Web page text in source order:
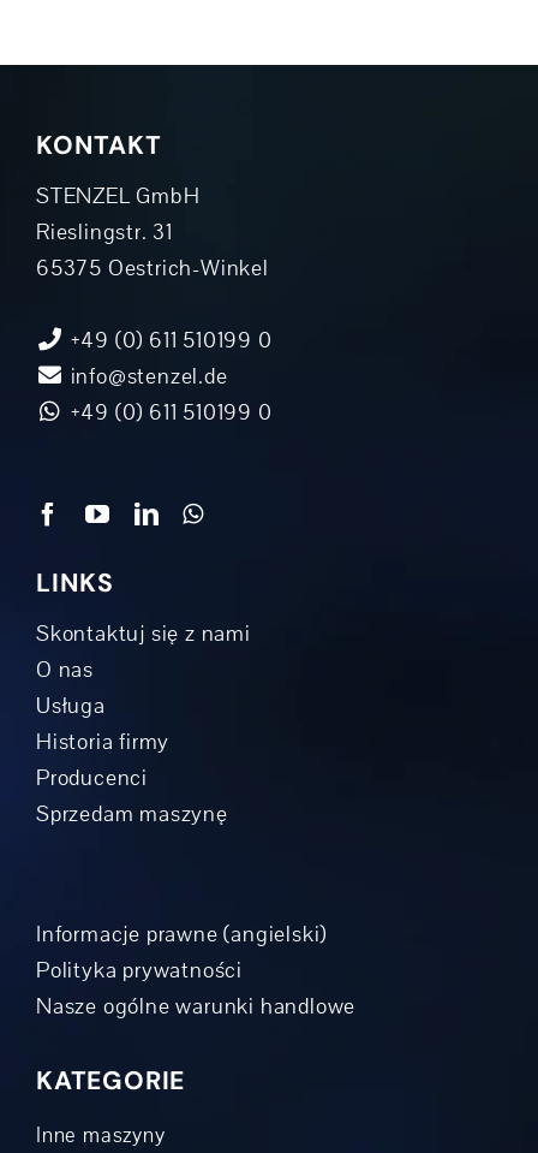
KONTAKT
STENZEL GmbH
Rieslingstr. 31
65375 Oestrich-Winkel
+49 (0) 611 510199 0
info@stenzel.de
+49 (0) 611 510199 0
LINKS
Skontaktuj się z nami
O nas
Usługa
Historia firmy
Producenci
Sprzedam maszynę
Informacje prawne (angielski)
Polityka prywatności
Nasze ogólne warunki handlowe
KATEGORIE
Inne maszyny